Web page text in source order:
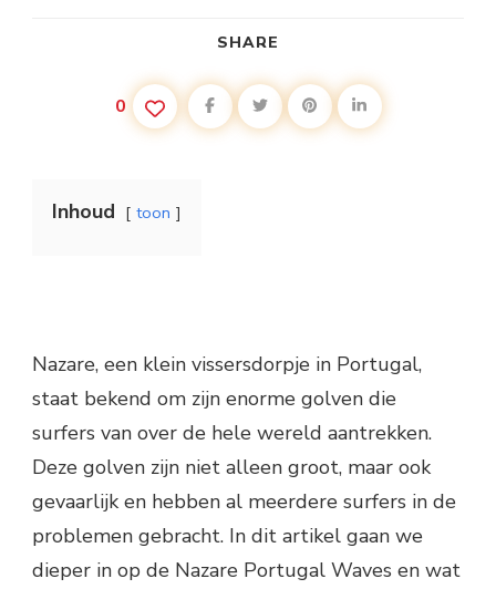
SHARE
0
Inhoud toon
Nazare, een klein vissersdorpje in Portugal,
staat bekend om zijn enorme golven die
surfers van over de hele wereld aantrekken.
Deze golven zijn niet alleen groot, maar ook
gevaarlijk en hebben al meerdere surfers in de
problemen gebracht. In dit artikel gaan we
dieper in op de Nazare Portugal Waves en wat